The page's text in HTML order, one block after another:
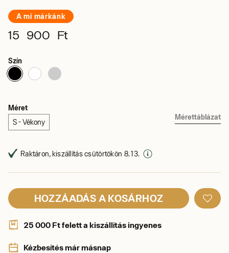
A mi márkánk
15 900 Ft
Szín
Méret
S - Vékony
Mérettáblázat
Raktáron, kiszállítás csütörtökön 8. 13.
HOZZÁADÁS A KOSÁRHOZ
25 000 Ft felett a kiszállítás ingyenes
Kézbesítés már másnap